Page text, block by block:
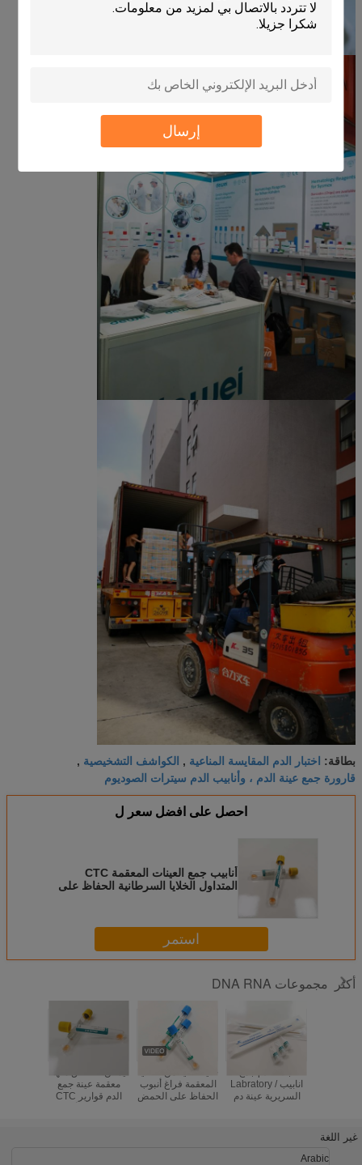
إرسال
بطاقة: اختبار الدم المقايسة المناعية , الكواشف التشخيصية ,
قارورة جمع عينة الدم ، وأنابيب الدم سيترات الصوديوم
احصل على افضل سعر ل
أنابيب جمع العينات المعقمة CTC
المتداول الخلايا السرطانية الحفاظ على
استمر
أكثر مجموعات DNA RNA
معقمة عينة جمع
الدم قوارير CTC
خلية خالية من الخلايا
المعقمة فراغ أنبوب
الحفاظ على الحمض
انابيب / Labratory
السريرية عينة دم
غير اللغة
Arabic